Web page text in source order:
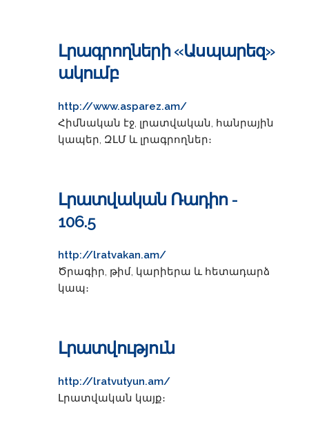
Լրագրողների «Ասպարեզ»
ակումբ
http://www.asparez.am/
Հիմնական էջ, լրատվական, հանրային
կապեր, ԶԼՄ և լրագրողներ։
Լրատվական Ռադիո -
106.5
http://lratvakan.am/
Ծրագիր, թիմ, կարիերա և հետադարձ
կապ։
Լրատվություն
http://lratvutyun.am/
Լրատվական կայք։